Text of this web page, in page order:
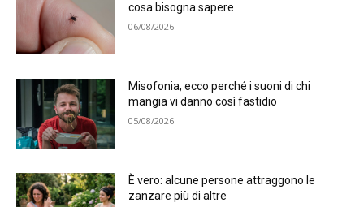
cosa bisogna sapere
06/08/2026
Misofonia, ecco perché i suoni di chi
mangia vi danno così fastidio
05/08/2026
È vero: alcune persone attraggono le
zanzare più di altre